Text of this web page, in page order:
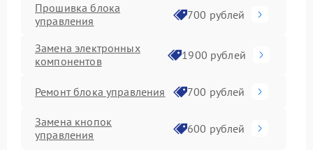
Прошивка блока
управления
700 рублей
Замена электронных
компонентов
1900 рублей
Ремонт блока управления 700 рублей
Замена кнопок
управления
600 рублей